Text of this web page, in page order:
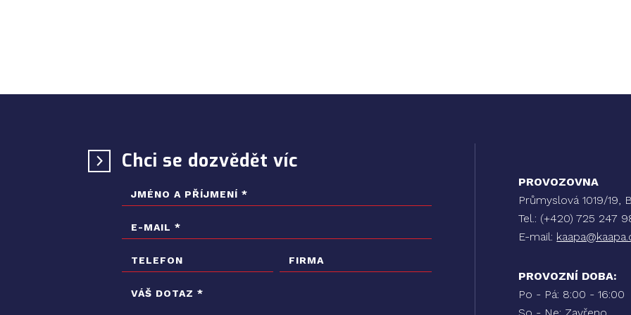
Chci se dozvědět víc
PROVOZOVNA
Průmyslová 1019/
Tel.: (+420) 725 247
E-mail:
PROVOZNÍ DOBA:
Po - Pá: 8:00 - 16:00
So - Ne: Zavřeno